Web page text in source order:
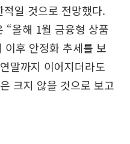
일 것으로 전망했다.
“올해 1월 금융형 상품
이후 안정화 추세를 보
말까지 이어지더라도
크지 않을 것으로 보고